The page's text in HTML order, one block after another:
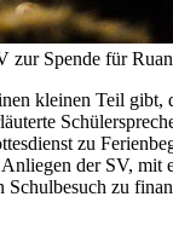
zur Spende für
kleinen Teil gibt,
zu
der SV, mit
Schulbesuch zu